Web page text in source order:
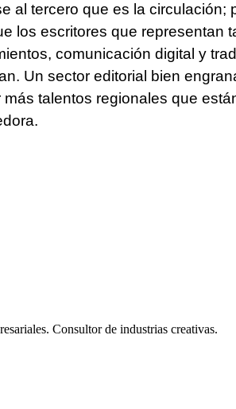
al tercero que es la
los escritores que
comunicación digital y
Un sector editorial bien
talentos regionales que
Consultor de industrias creativas.